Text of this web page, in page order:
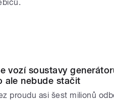
vozí soustavy
ale nebude stačit
proudu asi šest milionů